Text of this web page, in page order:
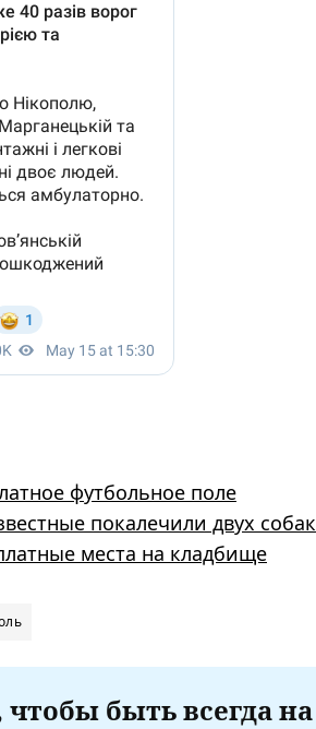
футбольное поле
покалечили двух собак
места на кладбище
быть всегда на